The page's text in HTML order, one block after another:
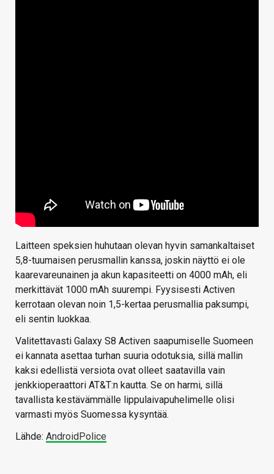
Laitteen speksien huhutaan olevan hyvin samankaltaiset
5,8-tuumaisen perusmallin kanssa, joskin näyttö ei ole
kaarevareunainen ja akun kapasiteetti on 4000 mAh, eli
merkittävät 1000 mAh suurempi. Fyysisesti Activen
kerrotaan olevan noin 1,5-kertaa perusmallia paksumpi,
eli sentin luokkaa.
Valitettavasti Galaxy S8 Activen saapumiselle Suomeen
ei kannata asettaa turhan suuria odotuksia, sillä mallin
kaksi edellistä versiota ovat olleet saatavilla vain
jenkkioperaattori AT&T:n kautta. Se on harmi, sillä
tavallista kestävämmälle lippulaivapuhelimelle olisi
varmasti myös Suomessa kysyntää.
Lähde: AndroidPolice